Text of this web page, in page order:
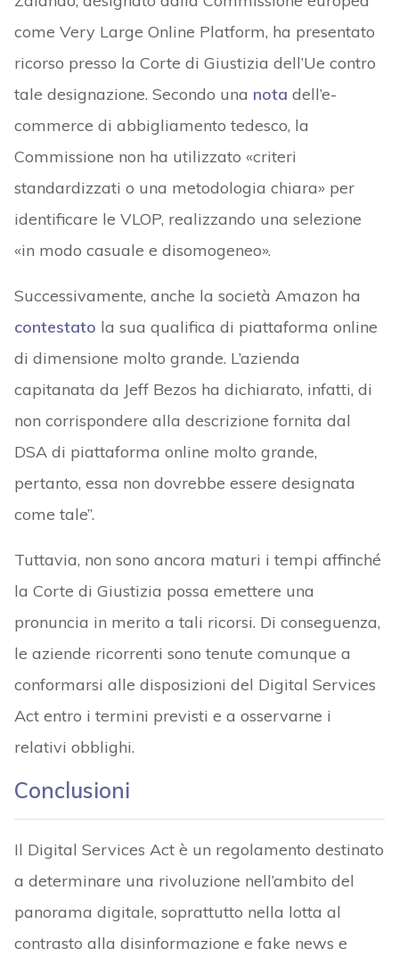
come Very Large Online Platform, ha presentato
ricorso presso la Corte di Giustizia dell’Ue contro
tale designazione. Secondo una nota dell’e-
commerce di abbigliamento tedesco, la
Commissione non ha utilizzato «criteri
standardizzati o una metodologia chiara» per
identificare le VLOP, realizzando una selezione
«in modo casuale e disomogeneo».
Successivamente, anche la società Amazon ha
contestato la sua qualifica di piattaforma online
di dimensione molto grande. L’azienda
capitanata da Jeff Bezos ha dichiarato, infatti, di
non corrispondere alla descrizione fornita dal
DSA di piattaforma online molto grande,
pertanto, essa non dovrebbe essere designata
come tale”.
Tuttavia, non sono ancora maturi i tempi affinché
la Corte di Giustizia possa emettere una
pronuncia in merito a tali ricorsi. Di conseguenza,
le aziende ricorrenti sono tenute comunque a
conformarsi alle disposizioni del Digital Services
Act entro i termini previsti e a osservarne i
relativi obblighi.
Conclusioni
Il Digital Services Act è un regolamento destinato
a determinare una rivoluzione nell’ambito del
panorama digitale, soprattutto nella lotta al
contrasto alla disinformazione e fake news e